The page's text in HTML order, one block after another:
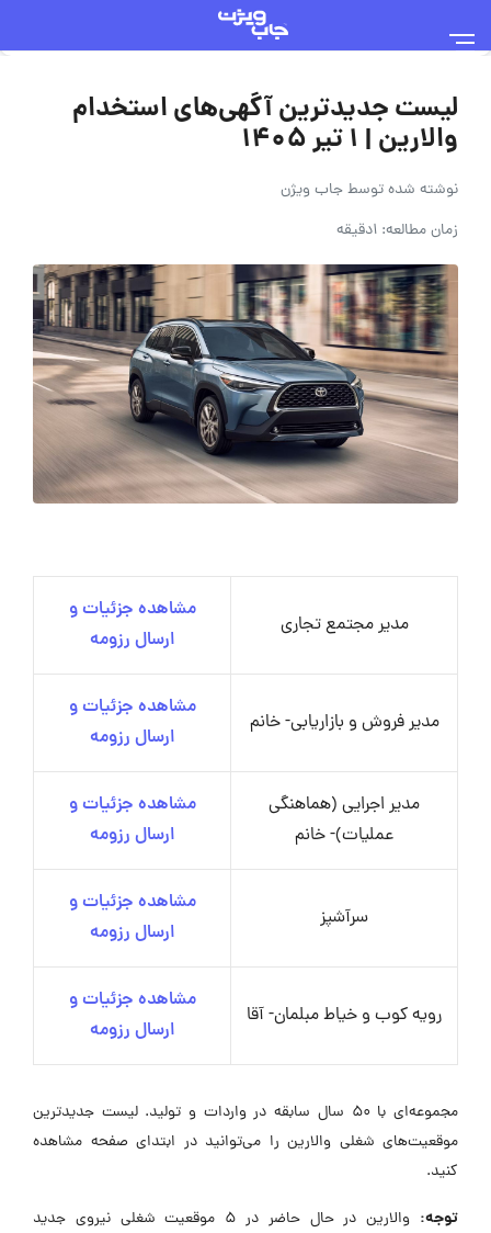
لیست جدیدترین آگهی‌های استخدام
والارین | ۱ تیر ۱۴۰۵
نوشته شده توسطجاب ویژن
زمان مطالعه: 1دقیقه
مدیر مجتمع تجاری
مشاهده جزئیات و
ارسال رزومه
مدیر فروش و بازاریابی- خانم
مشاهده جزئیات و
ارسال رزومه
مدیر اجرایی (هماهنگی
عملیات)- خانم
مشاهده جزئیات و
ارسال رزومه
سرآشپز
مشاهده جزئیات و
ارسال رزومه
رویه کوب و خیاط مبلمان- آقا
مشاهده جزئیات و
ارسال رزومه
مجموعه‌ای با ۵۰ سال سابقه در واردات و تولید. لیست جدیدترین
موقعیت‌های شغلی والارین را می‌توانید در ابتدای صفحه مشاهده
کنید.
توجه:
والارین در حال حاضر در ۵ موقعیت شغلی نیروی جدید